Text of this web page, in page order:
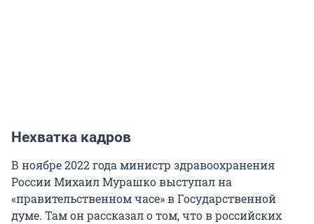
Нехватка кадров
В ноябре 2022 года министр здравоохранения
России Михаил Мурашко выступал на
«правительственном часе» в Государственной
думе. Там он рассказал о том, что в российских